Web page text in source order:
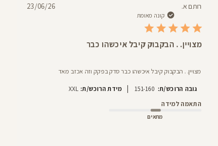
רותם א.
קונה מאומת
מצויין. . הבקבוק קיבל איכשהו כבר
מצויין. . הבקבוק קיבל איכשהו כבר סדק בפקק וזה אכזב מאד
גובה הרוכש/ת: 151-160
| מידת הרוכש/ת: XXL
התאמה למידה
מתאים
23/06/26